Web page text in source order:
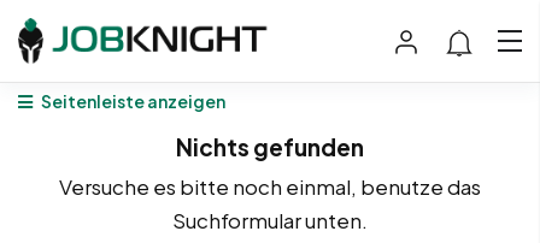
Seitenleiste anzeigen
Nichts gefunden
Versuche es bitte noch einmal, benutze das
Suchformular unten.